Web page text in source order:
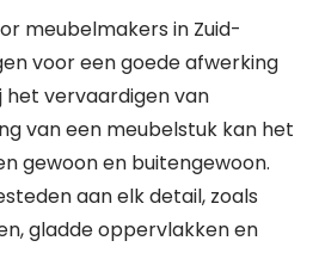
meubelmakers in Zuid-
voor een goede afwerking
het vervaardigen van
van een meubelstuk kan het
gewoon en buitengewoon.
aan elk detail, zoals
gladde oppervlakken en